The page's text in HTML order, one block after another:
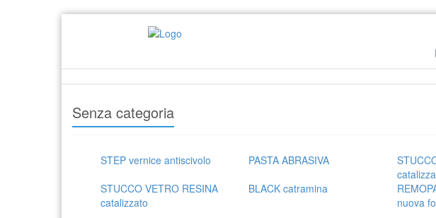
Senza categoria
STEP vernice antiscivolo PASTA ABRASIVA
STUCCO VETRO RESINA
catalizzato
BLACK catramina
nuova